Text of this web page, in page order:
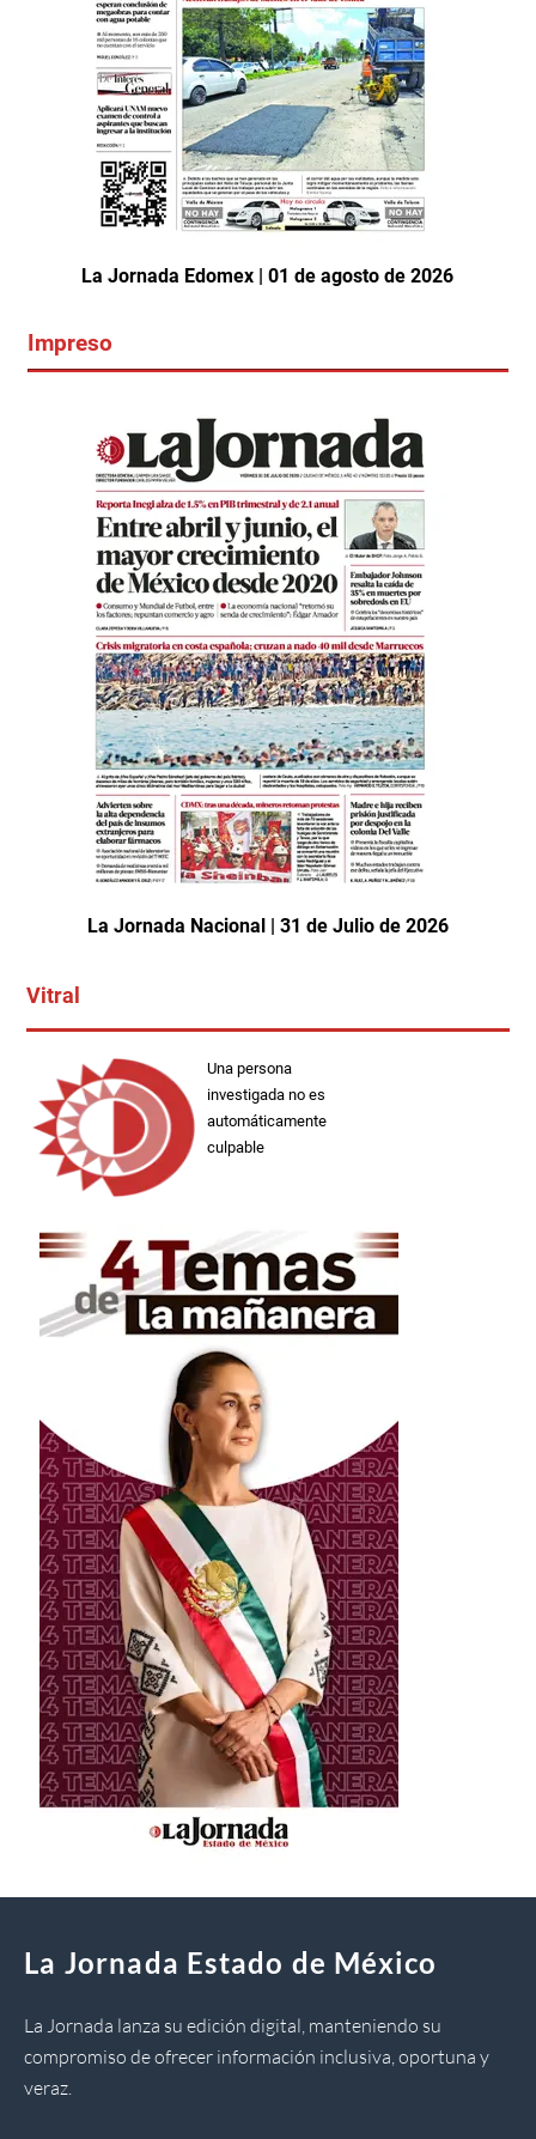
La Jornada Edomex | 01 de agosto de 2026
Impreso
La Jornada Nacional | 31 de Julio de 2026
Vitral
Una persona
investigada no es
automáticamente
culpable
La Jornada Estado de México
La Jornada lanza su edición digital, manteniendo su
compromiso de ofrecer información inclusiva, oportuna y
veraz.